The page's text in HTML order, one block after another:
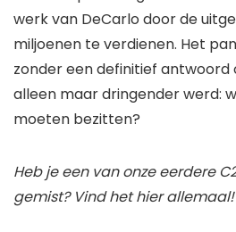
werk van DeCarlo door de
miljoenen te verdienen. Het
zonder een definitief antwoord
alleen maar dringender werd:
moeten bezitten?
Heb je een van onze eerdere
gemist? Vind het hier allemaal!